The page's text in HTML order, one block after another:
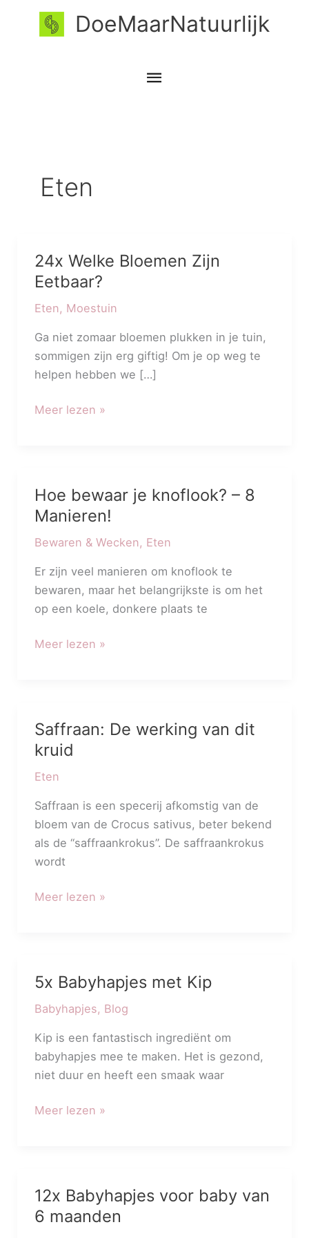
DoeMaarNatuurlijk
Hoofdmenu
Eten
24x Welke Bloemen Zijn
Eetbaar?
Eten, Moestuin
Ga niet zomaar bloemen plukken in je tuin,
sommigen zijn erg giftig! Om je op weg te
helpen hebben we […]
24x
Welke
Zijn
Eetbaar?
Meer lezen »
Hoe bewaar je knoflook? – 8
Manieren!
Bewaren & Wecken, Eten
Er zijn veel manieren om knoflook te
bewaren, maar het belangrijkste is om het
op een koele, donkere plaats te
Hoe
bewaar
knoflook?
–
8
Manieren!
Meer lezen »
Saffraan: De werking van dit
kruid
Eten
Saffraan is een specerij afkomstig van de
bloem van de Crocus sativus, beter bekend
als de “saffraankrokus”. De saffraankrokus
wordt
Saffraan:
De
van
dit
kruid
Meer lezen »
5x Babyhapjes met Kip
Babyhapjes, Blog
Kip is een fantastisch ingrediënt om
babyhapjes mee te maken. Het is gezond,
niet duur en heeft een smaak waar
5x
Kip
Meer lezen »
12x Babyhapjes voor baby van
6 maanden
12x
Babyhapjes